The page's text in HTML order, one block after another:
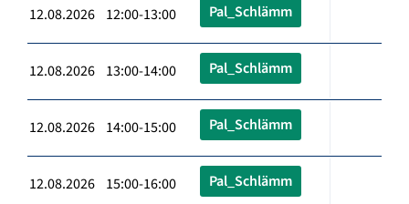
12.08.2026 12:00-13:00 Pal_Schlämm
12.08.2026 13:00-14:00 Pal_Schlämm
12.08.2026 14:00-15:00 Pal_Schlämm
12.08.2026 15:00-16:00 Pal_Schlämm